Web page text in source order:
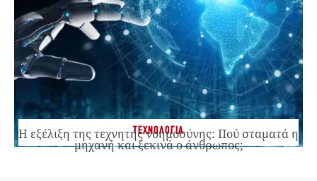
ΤΕΧΝΟΛΟΓΙΑ
Η εξέλιξη της τεχνητής νοημοσύνης: Πού σταματά η
μηχανή και ξεκινά ο άνθρωπος;